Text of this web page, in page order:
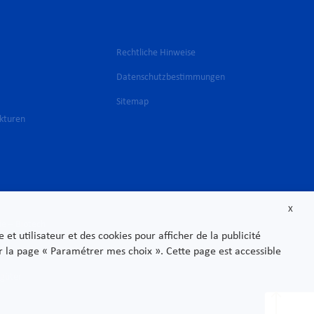
Rechtliche Hinweise
Datenschutzbestimmungen
Sitemap
X
et utilisateur et des cookies pour afficher de la publicité
page « Paramétrer mes choix ». Cette page est accessible